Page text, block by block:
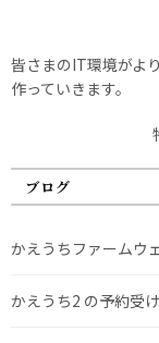
皆さまのIT環境がよ
作っていきます。
ブログ
かえうちファームウ
かえうち2 の予約受